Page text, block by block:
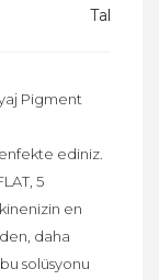
Taksit
Pigment
ediniz.
5
en
daha
solüsyonu